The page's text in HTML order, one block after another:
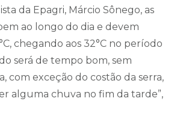
da Epagri, Márcio Sônego, as
ao longo do dia e devem
chegando aos 32°C no período
será de tempo bom, sem
com exceção do costão da serra,
alguma chuva no fim da tarde”,